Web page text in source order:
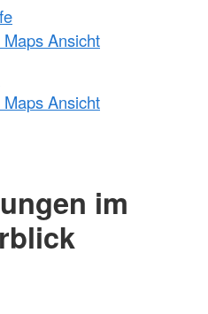
Ansicht
Ansicht
im